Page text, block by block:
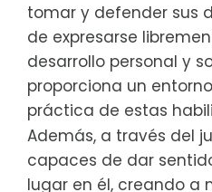
tomar y defender sus
de expresarse
desarrollo personal y
proporciona un
práctica de estas
Además, a través del
capaces de dar
lugar en él, creando a